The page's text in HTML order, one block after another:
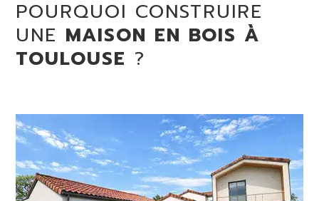
POURQUOI CONSTRUIRE
UNE MAISON EN BOIS À
TOULOUSE ?